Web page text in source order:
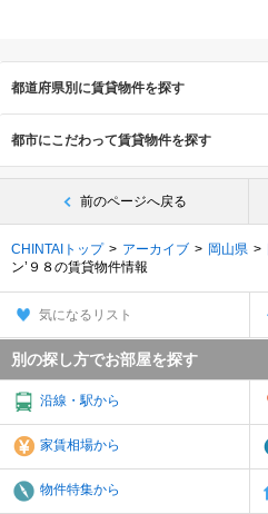
都道府県別に賃貸物件を探す
都市にこだわって賃貸物件を探す
前のページへ戻る
CHINTAIトップ アーカイブ 岡山県
ン’９８の賃貸物件情報
気になるリスト
別の探し方でお部屋を探す
沿線・駅から
家賃相場から
物件特集から